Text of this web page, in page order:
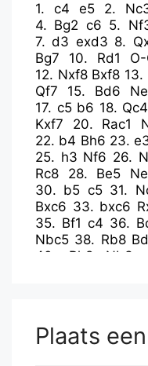
1. c4 e5 2.
4. Bg2 c6 5.
7.d3 exd3 8.
Bg7
10. Rd1
12. Nxf8 Bxf8 13.
Qf7
15. Bd6
17. c5 b6 18. Qc4
Kxf7
20. Rac1
22. b4 Bh6 23.
25. h3 Nf6 26.
Rc8
28. Be5
30. b5 c5 31.
Bxc6 33. bxc6
35. Bf1 c4 36.
Nbc5 38. Rb8
40. Rh8 Nb3
52.Re3 Bb2
Plaats